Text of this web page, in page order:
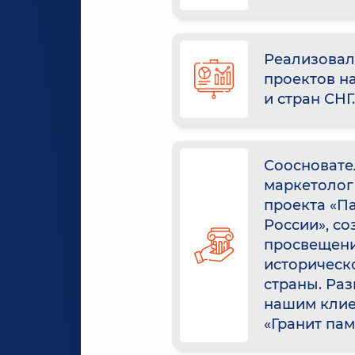
проектов
и стран СНГ.
проекта
России»,
страны.
нашим
«Гранит